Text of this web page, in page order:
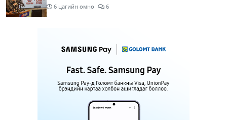
6 цагийн өмнө 6
23:00 цагаас түр хааж, борооны ус зайлуулах
шугамын хөндлөн сэтэлгээ хийнэ
Нэгдүгээр ангид элсэгчдийн бүртгэлийг энэ
сарын 17-ноос E-Mongolia системээр зохион